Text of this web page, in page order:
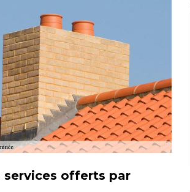
services offerts par